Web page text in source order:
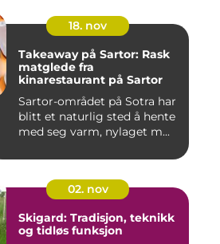
18. nov
Takeaway på Sartor: Rask
matglede fra
kinarestaurant på Sartor
Sartor-området på Sotra har
blitt et naturlig sted å hente
med seg varm, nylaget m...
02. nov
Skigard: Tradisjon, teknikk
og tidløs funksjon